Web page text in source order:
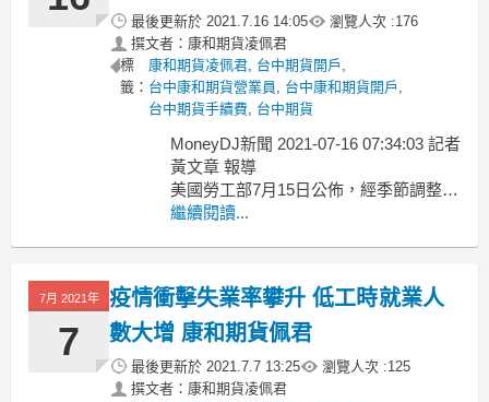
最後更新於 2021.7.16 14:05 瀏覽人次 :176
撰文者：康和期貨凌佩君
標
籤：
康和期貨凌佩君, 台中期貨開戶 ,
台中康和期貨營業員, 台中康和期貨開戶 ,
台中期貨手續費, 台中期貨
MoneyDJ新聞 2021-07-16 07:34:03 記者
黃文章 報導
美國勞工部7月15日公佈，經季節調整
後，截至7月10日為止當週，首次申請失
人，創下2020年3月14日當週（256,000
人）以來的
繼續閱讀...
7月 2021年
7
疫情衝擊失業率攀升 低工時就業人
數大增 康和期貨佩君
最後更新於 2021.7.7 13:25 瀏覽人次 :125
撰文者：康和期貨凌佩君